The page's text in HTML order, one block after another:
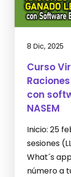
8 Dic, 2025
Curso
con
NASEM
Inicio: 25
sesiones
What´s
número a